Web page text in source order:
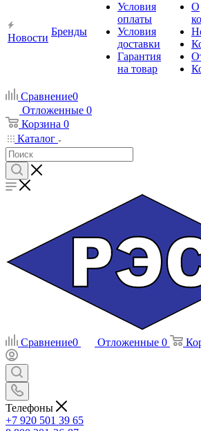
Новости
Бренды
Условия
оплаты
Условия
доставки
Гарантия
на товар
О
Сравнение0
Отложенные 0
Корзина 0
Каталог
Сравнение0 Отложенные 0
Телефоны
+7 920 501 39 65